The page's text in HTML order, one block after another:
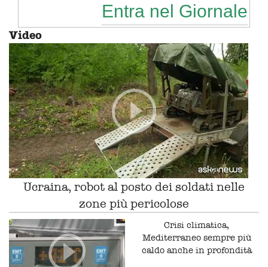
Entra nel Giornale
Video
Ucraina, robot al posto dei soldati nelle
zone più pericolose
Crisi climatica,
Mediterraneo sempre più
caldo anche in profondità